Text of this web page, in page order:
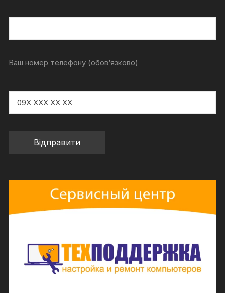
Ваш номер телефону (обов‘язково)